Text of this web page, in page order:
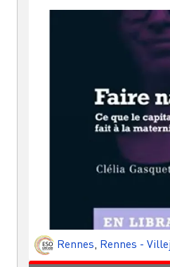
Rennes, Rennes -